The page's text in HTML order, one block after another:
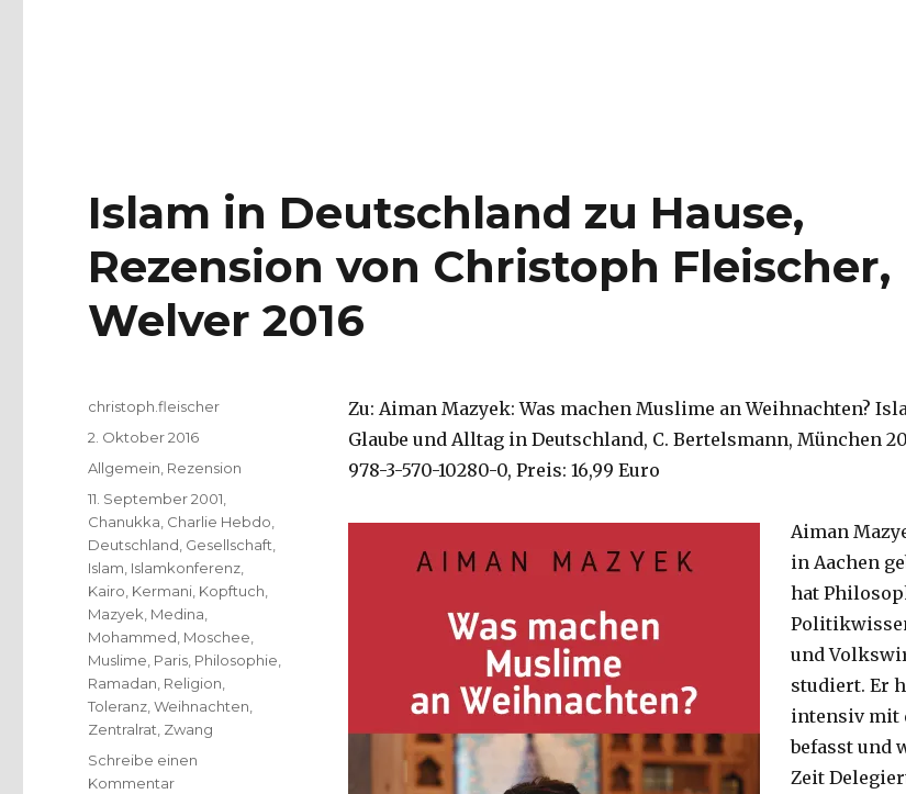
Islam in Deutschland zu Hause,
Rezension von Christoph Fleischer,
Welver 2016
Zu: Aiman Mazyek: Was machen Muslime an Weihnachten?
Glaube und Alltag in Deutschland, C. Bertelsmann, München
978-3-570-10280-0, Preis: 16,99 Euro
Aiman
in Aachen
hat
und
studiert. Er
intensiv mit
befasst und
Zeit
Autor
christoph.fleischer
Veröffentlicht
am
2. Oktober 2016
Kategorien
Allgemein Rezension
Schlagwörter
11. September 2001
Chanukka Charlie Hebdo
Deutschland Gesellschaft
Islam Islamkonferenz
Kairo Kermani Kopftuch
Mazyek Medina
Mohammed Moschee
Muslime Paris Philosophie
Ramadan Religion
Toleranz ,Weihnachten
Zentralrat Zwang
Schreibe einen
Kommentarzu